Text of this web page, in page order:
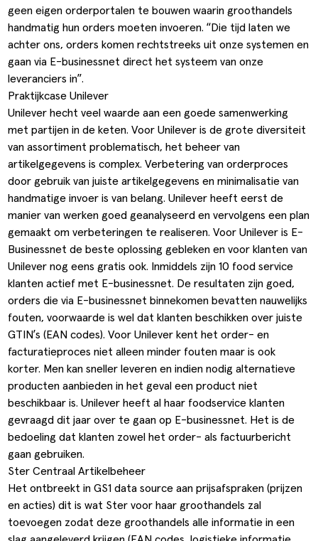
geen eigen orderportalen te bouwen waarin groothandels
handmatig hun orders moeten invoeren. “Die tijd laten we
achter ons, orders komen rechtstreeks uit onze systemen en
gaan via E-businessnet direct het systeem van onze
leveranciers in”.
Praktijkcase Unilever
Unilever hecht veel waarde aan een goede samenwerking
met partijen in de keten. Voor Unilever is de grote diversiteit
van assortiment problematisch, het beheer van
artikelgegevens is complex. Verbetering van orderproces
door gebruik van juiste artikelgegevens en minimalisatie van
handmatige invoer is van belang. Unilever heeft eerst de
manier van werken goed geanalyseerd en vervolgens een plan
gemaakt om verbeteringen te realiseren. Voor Unilever is E-
Businessnet de beste oplossing gebleken en voor klanten van
Unilever nog eens gratis ook. Inmiddels zijn 10 food service
klanten actief met E-businessnet. De resultaten zijn goed,
orders die via E-businessnet binnekomen bevatten nauwelijks
fouten, voorwaarde is wel dat klanten beschikken over juiste
GTIN’s (EAN codes). Voor Unilever kent het order- en
facturatieproces niet alleen minder fouten maar is ook
korter. Men kan sneller leveren en indien nodig alternatieve
producten aanbieden in het geval een product niet
beschikbaar is. Unilever heeft al haar foodservice klanten
gevraagd dit jaar over te gaan op E-businessnet. Het is de
bedoeling dat klanten zowel het order- als factuurbericht
gaan gebruiken.
Ster Centraal Artikelbeheer
Het ontbreekt in GS1 data source aan prijsafspraken (prijzen
en acties) dit is wat Ster voor haar groothandels zal
toevoegen zodat deze groothandels alle informatie in een